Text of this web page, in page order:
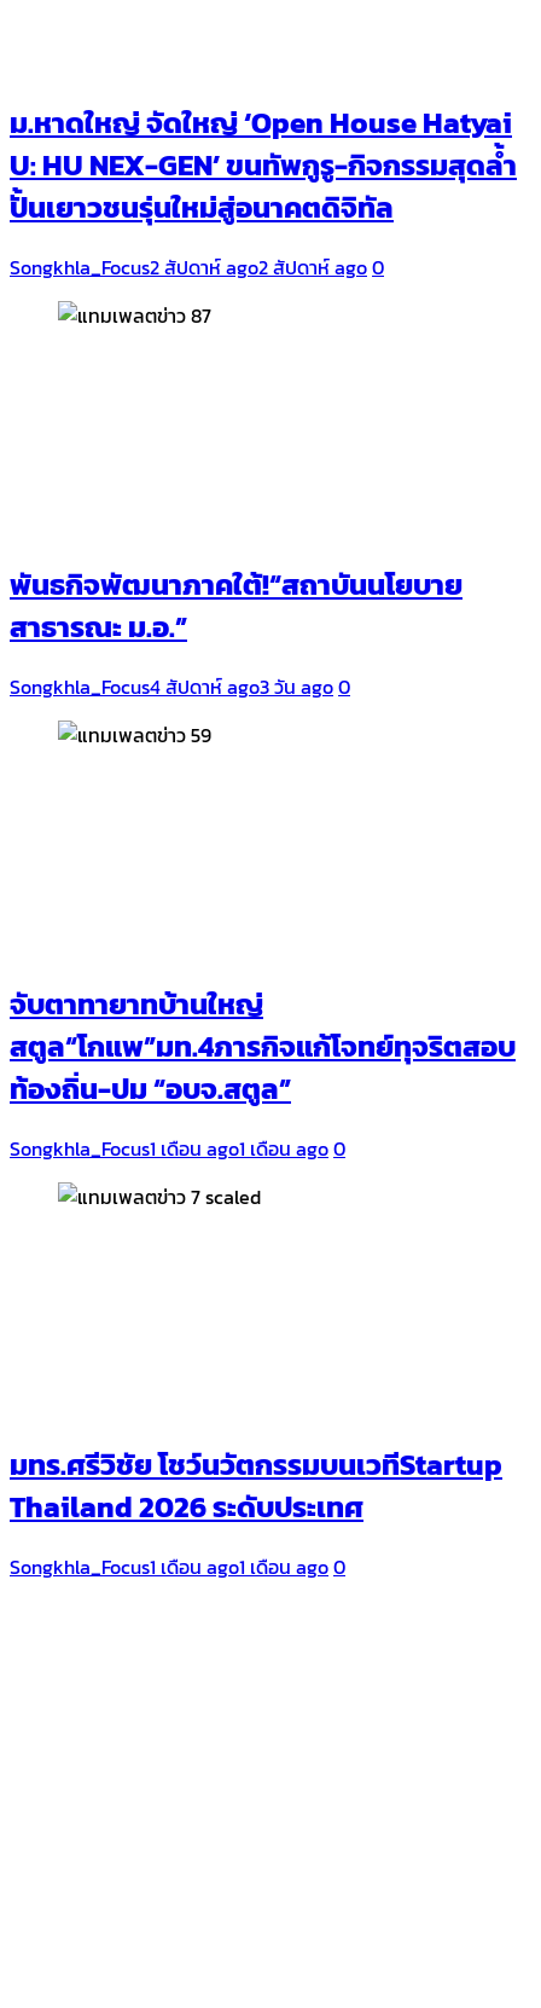
ม.หาดใหญ่ จัดใหญ่ ‘Open House Hatyai
U: HU NEX-GEN’ ขนทัพกูรู-กิจกรรมสุดล้ำ
ปั้นเยาวชนรุ่นใหม่สู่อนาคตดิจิทัล
Songkhla_Focus2 สัปดาห์ ago2 สัปดาห์ ago0
พันธกิจพัฒนาภาคใต้!“สถาบันนโยบาย
สาธารณะ ม.อ.”
Songkhla_Focus4 สัปดาห์ ago3 วัน ago0
จับตาทายาทบ้านใหญ่
สตูล“โกแพ”มท.4ภารกิจแก้โจทย์ทุจริตสอบ
ท้องถิ่น-ปม “อบจ.สตูล”
Songkhla_Focus1 เดือน ago1 เดือน ago0
มทร.ศรีวิชัย โชว์นวัตกรรมบนเวทีStartup
Thailand 2026 ระดับประเทศ
Songkhla_Focus1 เดือน ago1 เดือน ago0